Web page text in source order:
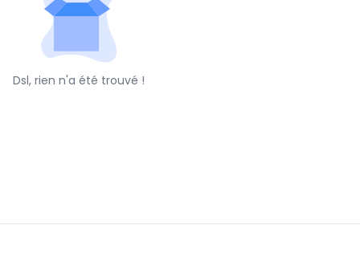
Dsl, rien n'a été trouvé !